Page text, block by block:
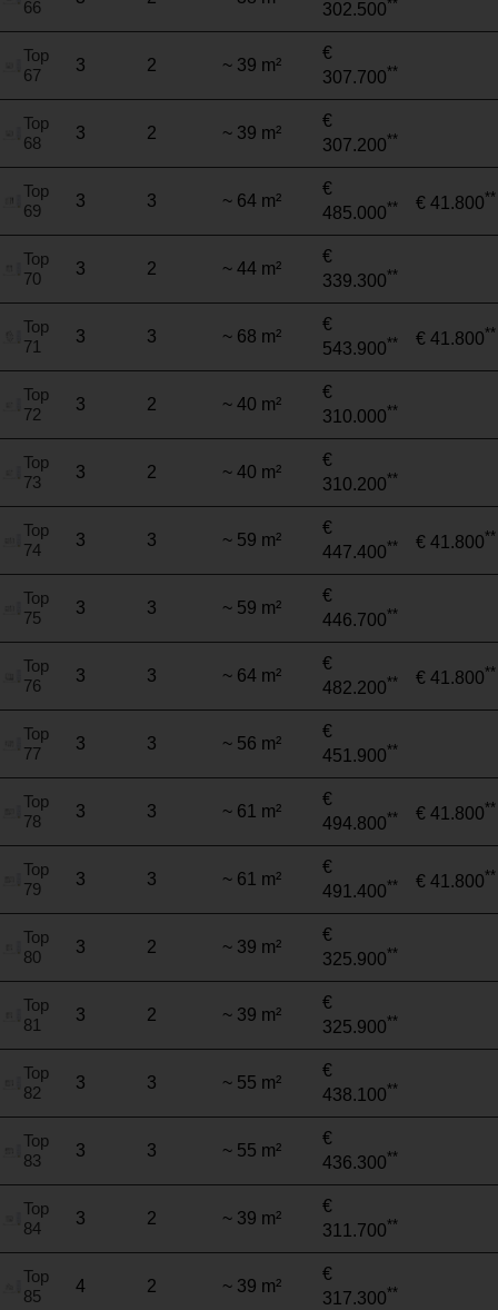
66 302.500**
Top
67
3 2 ~ 39 m²
€
307.700**
Top
68
3 2 ~ 39 m²
€
307.200**
Top
69
3 3 ~ 64 m²
€
485.000** € 41.800**
Top
70
3 2 ~ 44 m²
€
339.300**
Top
71
3 3 ~ 68 m²
€
543.900** € 41.800**
Top
72
3 2 ~ 40 m²
€
310.000**
Top
73
3 2 ~ 40 m²
€
310.200**
Top
74
3 3 ~ 59 m²
€
447.400** € 41.800**
Top
75
3 3 ~ 59 m²
€
446.700**
Top
76
3 3 ~ 64 m²
€
482.200** € 41.800**
Top
77
3 3 ~ 56 m²
€
451.900**
Top
78
3 3 ~ 61 m²
€
494.800** € 41.800**
Top
79
3 3 ~ 61 m²
€
491.400** € 41.800**
Top
80
3 2 ~ 39 m²
€
325.900**
Top
81
3 2 ~ 39 m²
€
325.900**
Top
82
3 3 ~ 55 m²
€
438.100**
Top
83
3 3 ~ 55 m²
€
436.300**
Top
84
3 2 ~ 39 m²
€
311.700**
Top
85
4 2 ~ 39 m²
€
317.300**